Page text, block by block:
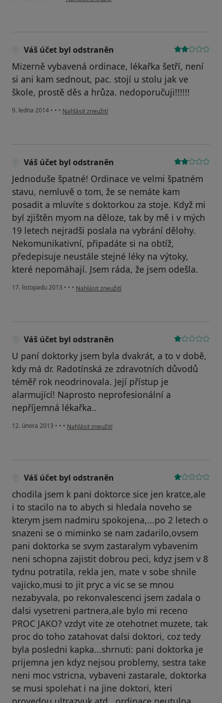
Váš účet byl odstraněn
Mizerně vybavená ordinace, lékařka šetří, není
si ani kam sednout, pac. stojí u stolu jak ve
škole, prostě děs a hrůza. nedoporučuji!!!!!!
9. ledna 2014 • • • podle názoru uživatele Váš účet byl odstraněn
Nahlásit zneužití
Váš účet byl odstraněn
Jednoduše špatné! Ordinace ve velmi špatném
stavu, nemluvě o tom, že se nemáte kam
posadit a mluvíte s doktorkou za stoje. Když mi
byl zjištěn myom na děloze, tak by mě i v mých
19 letech nejradši poslala na vybrání dělohy.
Nekomunikativní, připadáte si na obtíž,
předepisuje neustále stejné léky na výtoky,
které nepomáhají. Jsem ráda, že jsem odešla.
17. listopadu 2013 • • • podle názoru uživatele Váš účet byl odstraněn
Nahlásit zneužití
Váš účet byl odstraněn
U paní doktorky jsem byla dvakrát, a to v době,
kdy má dr. Radotínská ze zdravotních důvodů
téměř rok neodrinovala. Její přístup je
alarmující! Naprosto neprofesionální a
nepříjemná lékařka..
12. února 2013 • • • podle názoru uživatele Váš účet byl odstraněn
Nahlásit zneužití
Váš účet byl odstraněn
chodila jsem k pani doktorce sice jen kratce,ale
i to stacilo na to abych si hledala noveho se
kterym jsem nadmiru spokojena,...po 2 letech o
snazeni se o miminko se nam zadarilo,ovsem
pani doktorka se svym zastaralym vybavenim
neni schopna zajistit dobrou peci, kdyz jsem v 8
tydnu potratila, rekla jen, mate v sobe shnile
vajicko,musi to jit pryc a vic se se mnou
nezabyvala, po rekonvalescenci jsem zadala o
dalsi vysetreni partnera,ale bylo mi receno
PROC JAKO? vzdyt vite ze otehotnet muzete, tak
proc do toho zatahovat dalsi doktori, coz tedy
byla posledni kapka...shrnuti: pani doktorka je
prijemna jen kdyz nejsou problemy, sestra take
neni moc vstricna, vybaveni zastarale, doktorka
se musi spolehat i na jine doktori, kteri